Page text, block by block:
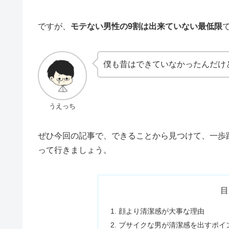
ですが、 モテない男性の9割は出来ていない最低限
うえっち
僕も昔はできていなかったんだけ
ぜひ今回の記事で、できることから見つけて、一
って行きましょう。
顔より清潔感が大事な理由
ブサイクな男が清潔感を出すポ